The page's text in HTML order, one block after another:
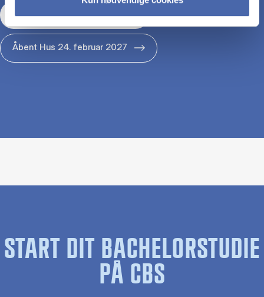
Åbent Hus 29. januar 2027
Åbent Hus 24. februar 2027
START DIT BACHELORSTUDIE
PÅ CBS